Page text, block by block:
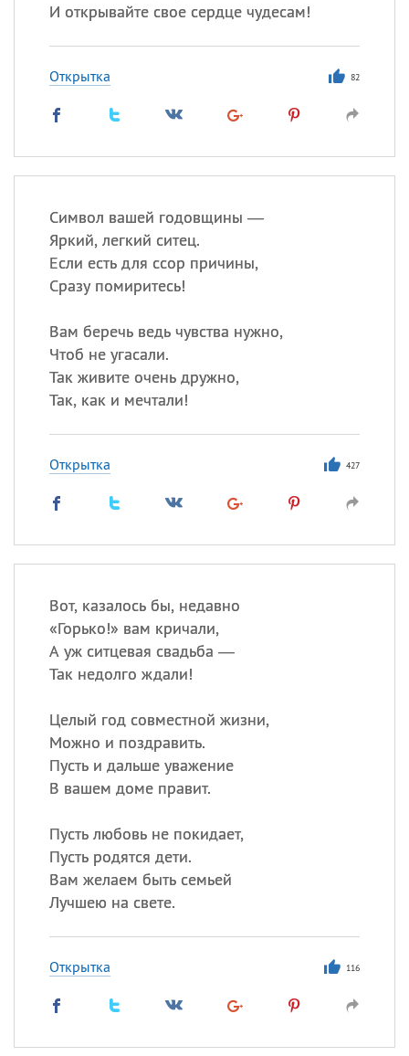
И открывайте свое сердце чудесам!
Открытка 82
Символ вашей годовщины —
Яркий, легкий ситец.
Если есть для ссор причины,
Сразу помиритесь!
Вам беречь ведь чувства нужно,
Чтоб не угасали.
Так живите очень дружно,
Так, как и мечтали!
Открытка 427
Вот, казалось бы, недавно
«Горько!» вам кричали,
А уж ситцевая свадьба —
Так недолго ждали!
Целый год совместной жизни,
Можно и поздравить.
Пусть и дальше уважение
В вашем доме правит.
Пусть любовь не покидает,
Пусть родятся дети.
Вам желаем быть семьей
Лучшею на свете.
Открытка 116